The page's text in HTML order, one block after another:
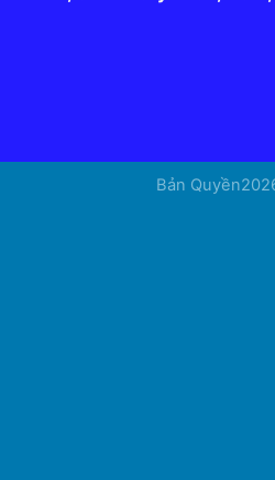
Bản